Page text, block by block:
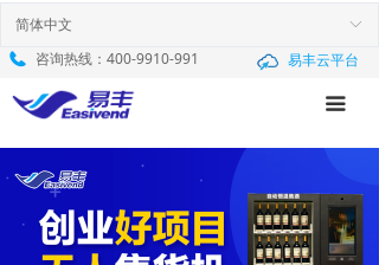
咨询热线： 400-9910-991 易丰云平台
끀
首页
服务与支持
解决方案
ꀅ
简体中文